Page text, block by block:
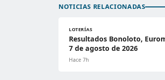
NOTICIAS RELACIONADAS
LOTERÍAS
Resultados Bonoloto,
7 de agosto de 2026
Hace 7h